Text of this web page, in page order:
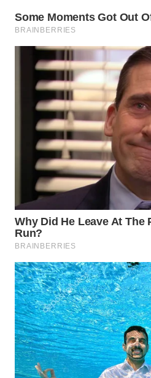
WN
WN
LABUHANBATU
WN
TAPANULI
TENGAH
WN DELI
SERDANG
WN
TEBING
TINGGI
WN
PAKPAK
WN
KARAWANG
WN